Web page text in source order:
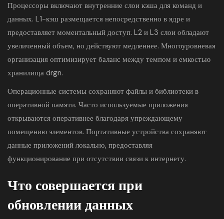
Процессоры включают внутренние слои кэша для команд и
данных. L1-кэш размещается непосредственно в ядре и
предоставляет моментальный доступ. L2 и L3 слои обладают
увеличенный объем, но действуют медленнее. Многоуровневая
организация оптимизирует баланс между темпом и емкостью
хранилища drgn.
Операционные системы сохраняют файлы и библиотеки в
оперативной памяти. Часто используемые приложения
открываются оперативнее благодаря упреждающему
помещению элементов. Портативные устройства сохраняют
данные приложений локально, предоставляя
функционирование при отсутствии связи к интернету.
Что совершается при
обновлении данных